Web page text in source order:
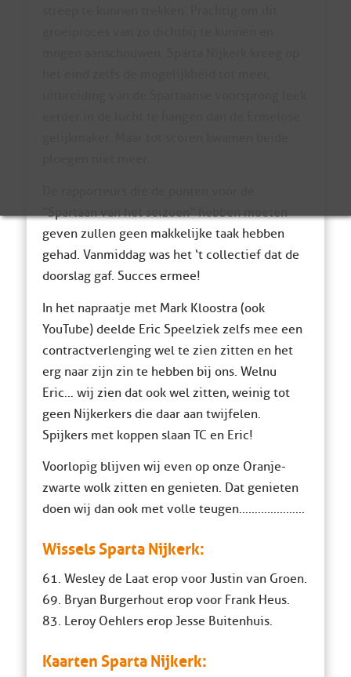
“Spartaan van het seizoen” hebben moeten
geven zullen geen makkelijke taak hebben
gehad. Vanmiddag was het ‘t collectief dat de
doorslag gaf. Succes ermee!
In het napraatje met Mark Kloostra (ook
YouTube) deelde Eric Speelziek zelfs mee een
contractverlenging wel te zien zitten en het
erg naar zijn zin te hebben bij ons. Welnu
Eric… wij zien dat ook wel zitten, weinig tot
geen Nijkerkers die daar aan twijfelen.
Spijkers met koppen slaan TC en Eric!
Voorlopig blijven wij even op onze Oranje-
zwarte wolk zitten en genieten. Dat genieten
doen wij dan ook met volle teugen…………………
Wissels Sparta Nijkerk:
61. Wesley de Laat erop voor Justin van Groen.
69. Bryan Burgerhout erop voor Frank Heus.
83. Leroy Oehlers erop Jesse Buitenhuis.
Kaarten Sparta Nijkerk: